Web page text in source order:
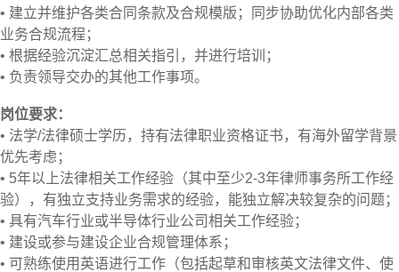
• 建立并维护各类合同条款及合规模版；同步协助优化内部各类
业务合规流程；
• 根据经验沉淀汇总相关指引，并进行培训；
• 负责领导交办的其他工作事项。
岗位要求：
• 法学/法律硕士学历，持有法律职业资格证书，有海外留学背景
优先考虑；
• 5年以上法律相关工作经验（其中至少2-3年律师事务所工作经
验），有独立支持业务需求的经验，能独立解决较复杂的问题；
• 具有汽车行业或半导体行业公司相关工作经验；
• 建设或参与建设企业合规管理体系；
• 可熟练使用英语进行工作（包括起草和审核英文法律文件、使